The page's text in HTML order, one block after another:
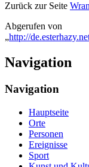
Zurück zur Seite
Abgerufen von
„http://
Navigation
Navigation
Hauptseite
Orte
Personen
Ereignisse
Sport